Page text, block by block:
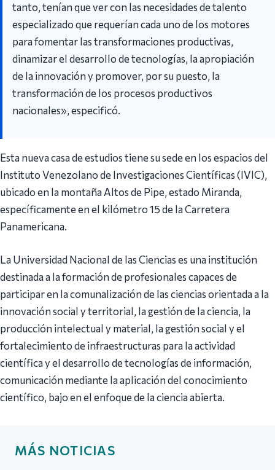
tanto, tenían que ver con las necesidades de talento
especializado que requerían cada uno de los motores
para fomentar las transformaciones productivas,
dinamizar el desarrollo de tecnologías, la apropiación
de la innovación y promover, por su puesto, la
transformación de los procesos productivos
nacionales», especificó.
Esta nueva casa de estudios tiene su sede en los espacios del
Instituto Venezolano de Investigaciones Científicas (IVIC),
ubicado en la montaña Altos de Pipe, estado Miranda,
específicamente en el kilómetro 15 de la Carretera
Panamericana.
La Universidad Nacional de las Ciencias es una institución
destinada a la formación de profesionales capaces de
participar en la comunalización de las ciencias orientada a la
innovación social y territorial, la gestión de la ciencia, la
producción intelectual y material, la gestión social y el
fortalecimiento de infraestructuras para la actividad
científica y el desarrollo de tecnologías de información,
comunicación mediante la aplicación del conocimiento
científico, bajo en el enfoque de la ciencia abierta.
MÁS NOTICIAS